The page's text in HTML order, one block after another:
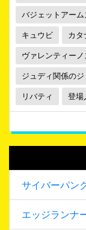
バジェットアーム
キュウビ カタ
ヴァレンティーノ
ジュディ関係のジ
リバティ 登場
サイバーパン
エッジランナ